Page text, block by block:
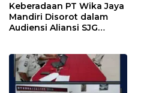
Keberadaan PT Wika Jaya
Mandiri Disorot dalam
Audiensi Aliansi SJG